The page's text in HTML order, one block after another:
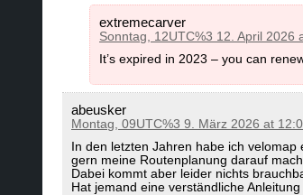
extremecarver
Sonntag, 12UTC%3 12. April 2026
It’s expired in 2023 – you can
abeusker
Montag, 09UTC%3 9. März 2026 at
In den letzten Jahren habe ich
gern meine Routenplanung darauf
Dabei kommt aber leider nichts
Hat jemand eine verständliche